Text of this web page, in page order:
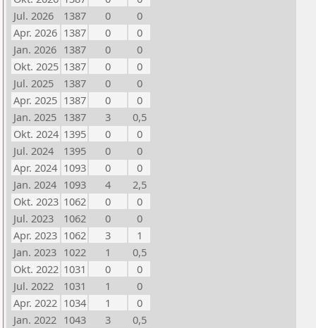
Jul. 2026
1387 0
0
Apr. 2026 1387 0
0
Jan. 2026 1387 0
0
Okt. 2025 1387 0
0
Jul. 2025
1387 0
0
Apr. 2025 1387 0
0
Jan. 2025 1387 3
0,5
Okt. 2024 1395 0
0
Jul. 2024
1395 0
0
Apr. 2024 1093 0
0
Jan. 2024 1093 4
2,5
Okt. 2023 1062 0
0
Jul. 2023
1062 0
0
Apr. 2023 1062 3
1
Jan. 2023 1022 1
0,5
Okt. 2022 1031 0
0
Jul. 2022
1031 1
0
Apr. 2022 1034 1
0
Jan. 2022 1043 3
0,5